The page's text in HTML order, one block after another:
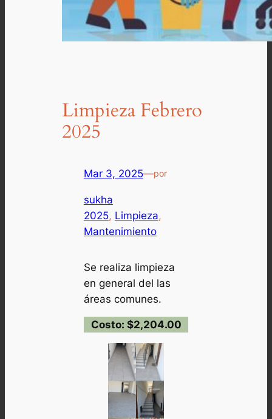
Limpieza Febrero
2025
Mar 3, 2025—por
sukha
2025, Limpieza
Mantenimiento
Se realiza limpieza
en general del las
áreas comunes.
Costo: $2,204.00